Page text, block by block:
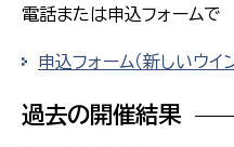
電話または申込フォームで
申込フォーム（新しいウイ
過去の開催結果